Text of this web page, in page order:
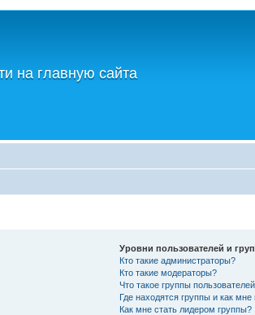
на главную сайта
Уровни пользователей и
Кто такие администраторы?
Кто такие модераторы?
Что такое группы
Где находятся группы и как мне
Как мне стать лидером группы?